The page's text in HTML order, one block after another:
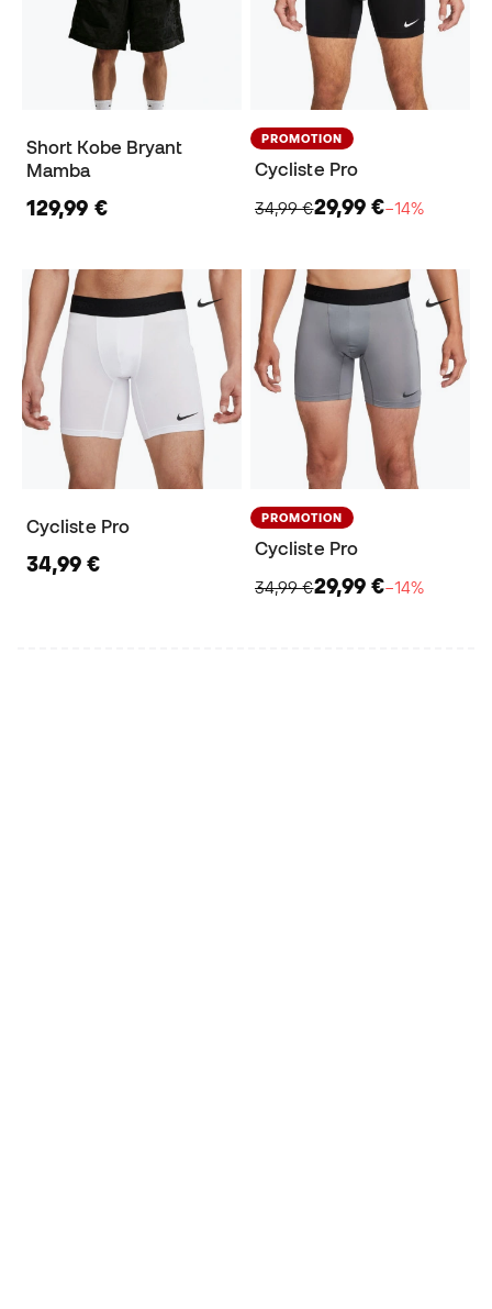
Short Kobe Bryant
Mamba
129,99 €
PROMOTION
Cycliste Pro
34,99 €29,99 €−14%
Cycliste Pro
34,99 €
PROMOTION
Cycliste Pro
34,99 €29,99 €−14%